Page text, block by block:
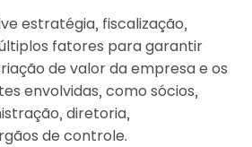
estratégia, fiscalização,
fatores para garantir
de valor da empresa e os
envolvidas, como sócios,
diretoria,
de controle.